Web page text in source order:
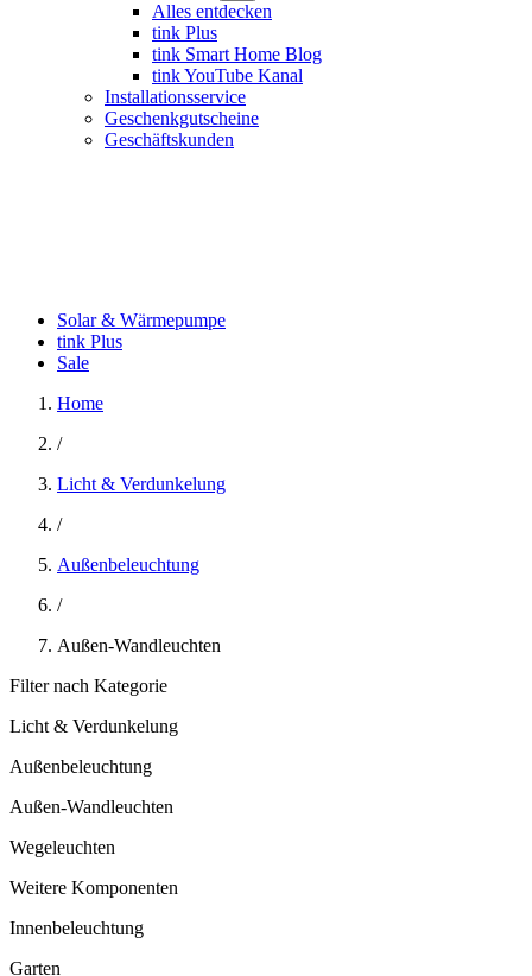
Alles entdecken
tink Plus
tink Smart Home Blog
tink YouTube Kanal
Installationsservice
Geschenkgutscheine
Geschäftskunden
Solar & Wärmepumpe
tink Plus
Sale
Home
/
Licht & Verdunkelung
/
Außenbeleuchtung
/
Außen-Wandleuchten
Filter nach Kategorie
Licht & Verdunkelung
Außenbeleuchtung
Außen-Wandleuchten
Wegeleuchten
Weitere Komponenten
Innenbeleuchtung
Garten